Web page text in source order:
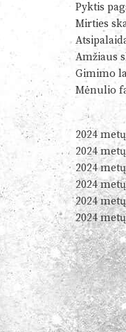
Pyktis
Mirties
Amžiaus
Gimimo
Mėnulio
2024
2024
2024
2024
2024
2024